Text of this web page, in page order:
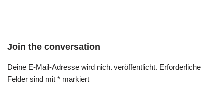
Join the conversation
Deine E-Mail-Adresse wird nicht veröffentlicht. Erforderliche
Felder sind mit * markiert